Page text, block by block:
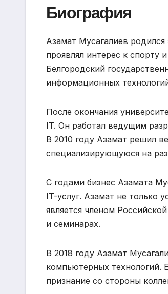
Биография
Азамат Мусагалиев
проявлял интерес к спорту
Белгородский
информационных
После окончания
IT. Он работал ведущим
В 2010 году Азамат решил
специализирующуюся на
С годами бизнес Азамата
IT-услуг. Азамат не только
является членом
и семинарах.
В 2018 году Азамат
компьютерных технологий.
признание со стороны